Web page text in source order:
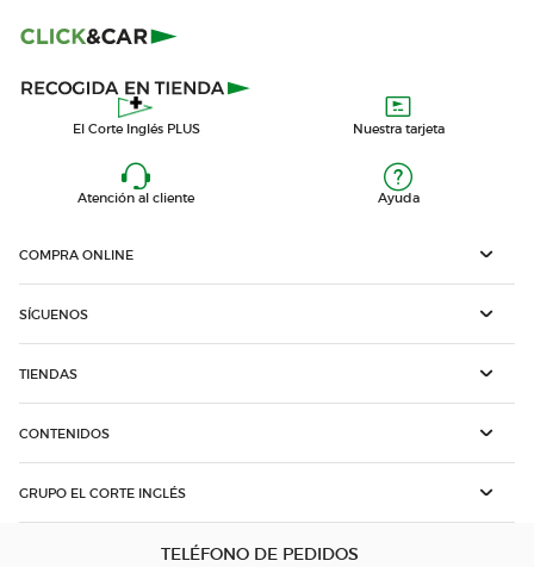
El Corte Inglés PLUS Nuestra tarjeta
Atención al cliente Ayuda
COMPRA ONLINE
SÍGUENOS
TIENDAS
CONTENIDOS
GRUPO EL CORTE INGLÉS
TELÉFONO DE PEDIDOS